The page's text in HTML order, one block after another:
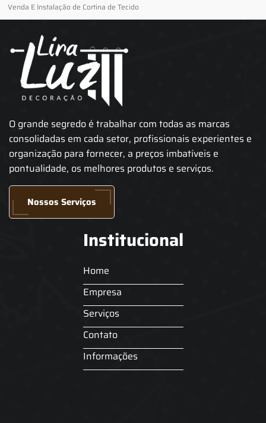
Venda E Instalação de Cortina de Tecido
O grande segredo é trabalhar com todas as marcas
consolidadas em cada setor, profissionais experientes e
organização para fornecer, a preços imbatíveis e
pontualidade, os melhores produtos e serviços.
Nossos Serviços
Institucional
Home
Empresa
Serviços
Contato
Informações